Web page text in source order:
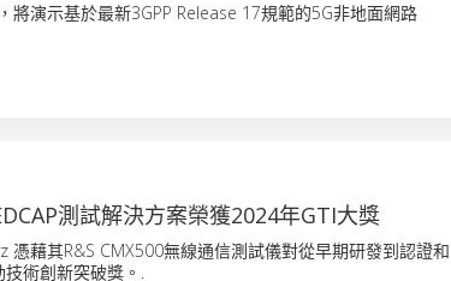
演示基於最新3GPP Release 17規範的5G非地面網路
測試解決方案榮獲2024年GTI大獎
憑藉其R&S CMX500無線通信測試儀對從早期研發到認證和
術創新突破獎。.